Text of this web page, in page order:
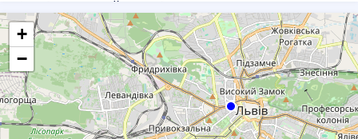
здоров'ям і покращення самопочуття. Ознайомтеся з
переліком підприємств, які надають послуги
вісцерального масажу в місті Львів і забезпечте собі
найкращий догляд за своїм здоров'ям.
+
−